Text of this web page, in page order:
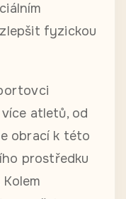
fyzickou
atletů, od
obrací k této
prostředku